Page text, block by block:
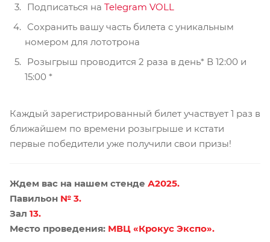
Подписаться на Telegram VOLL
Сохранить вашу часть билета с уникальным
номером для лототрона
Розыгрыш проводится 2 раза в день* В 12:00 и
15:00 *
Каждый зарегистрированный билет участвует 1 раз в
ближайшем по времени розыгрыше и кстати
первые победители уже получили свои призы!
Ждем вас на нашем стенде А2025.
Павильон № 3.
Зал 13.
Место проведения: МВЦ «Крокус Экспо».